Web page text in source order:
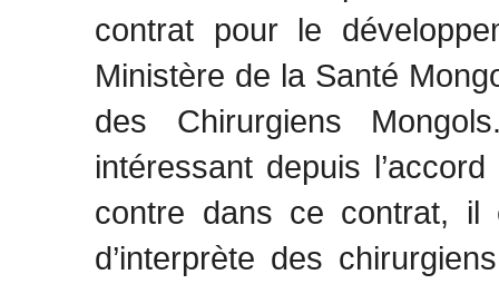
contrat pour le
Ministère de la Santé
des Chirurgiens
intéressant depuis
contre dans ce contrat, il
d’interprète des